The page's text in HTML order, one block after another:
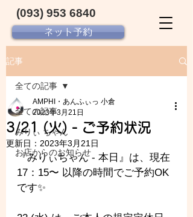
ネット予約
(093) 953 6840‬
記事
全ての記事
みりぃ ちゃん
お店からのお知らせ
全ての記事
3/21 (火) - ご予約状況
AMPHI・あんふぃっ 小倉
2023年3月21日
更新日： 2023年3月21日
『みりぃちゃん - 本日』は、現在
17：15〜 以降の時間でご予約OK
です✨️